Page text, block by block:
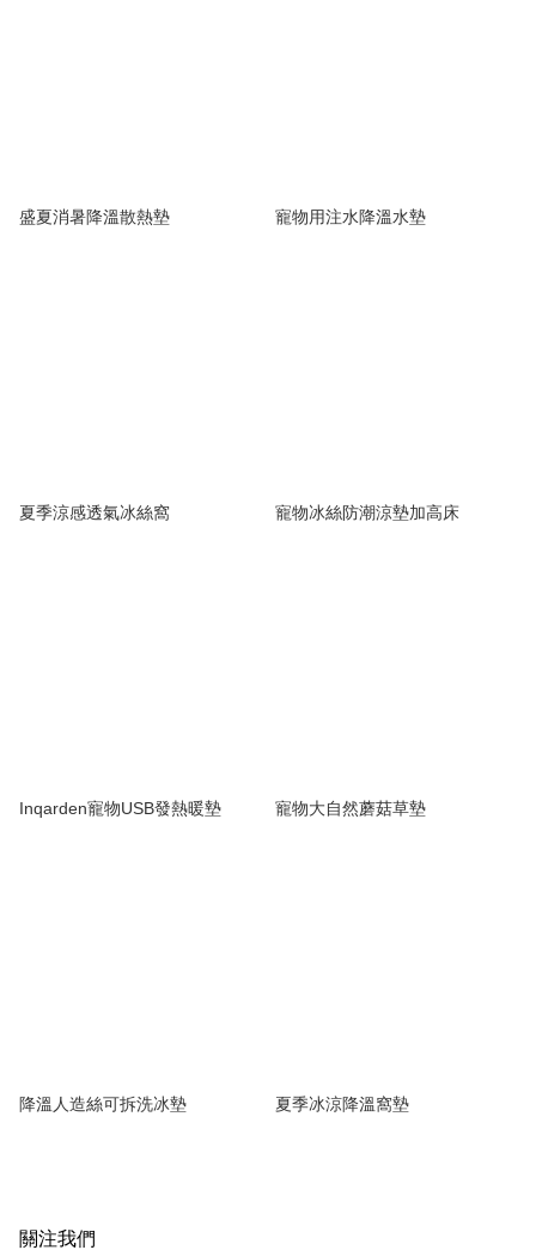
盛夏消暑降溫散熱墊 寵物用注水降溫水墊
夏季涼感透氣冰絲窩 寵物冰絲防潮涼墊加高床
Inqarden寵物USB發熱暖墊 寵物大自然蘑菇草墊
降溫人造絲可拆洗冰墊 夏季冰涼降溫窩墊
關注我們